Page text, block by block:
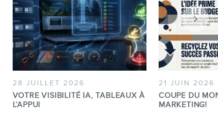
28 JUILLET 2026
VOTRE VISIBILITÉ IA, TABLEAUX À
L’APPUI
21 JUIN 2026
COUPE DU
MARKETING!